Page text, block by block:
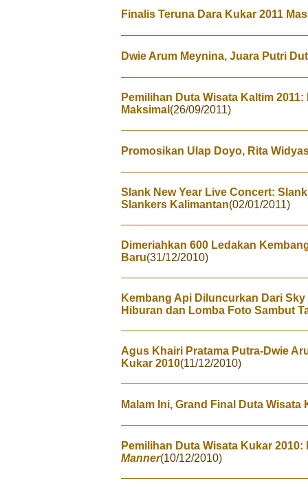
Finalis Teruna Dara Kukar 2011
Dwie Arum Meynina, Juara Putri
Pemilihan Duta Wisata Kaltim
Maksimal (26/09/2011)
Promosikan Ulap Doyo, Rita
Slank New Year Live Concert:
Slankers Kalimantan(02/01/2011)
Dimeriahkan 600 Ledakan
Baru(31/12/2010)
Kembang Api Diluncurkan Dari
Hiburan dan Lomba Foto Sambut
Agus Khairi Pratama Putra-Dwie
Kukar 2010(11/12/2010)
Malam Ini, Grand Final Duta Wisata
Pemilihan Duta Wisata Kukar
Manner(10/12/2010)